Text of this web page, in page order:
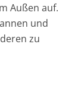
Außen auf.
und
zu